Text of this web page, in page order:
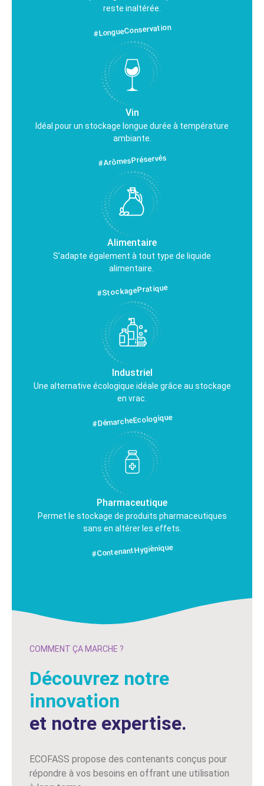
reste inaltérée.
#LongueConservation
Vin
Idéal pour un stockage longue durée à température
ambiante.
#ArômesPréservés
Alimentaire
S’adapte également à tout type de liquide
alimentaire.
#StockagePratique
Industriel
Une alternative écologique idéale grâce au stockage
en vrac.
#DémarcheEcologique
Pharmaceutique
Permet le stockage de produits pharmaceutiques
sans en altérer les effets.
#ContenantHygiènique
COMMENT ÇA MARCHE ?
Découvrez notre
innovation
et notre expertise.
ECOFASS propose des contenants conçus pour
répondre à vos besoins en offrant une utilisation